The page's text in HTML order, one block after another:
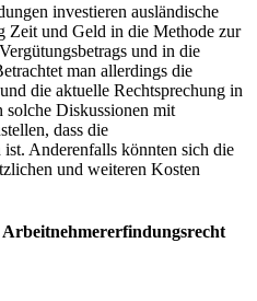
investieren ausländische
Zeit und Geld in die Methode zur
und in die
man allerdings die
die aktuelle Rechtsprechung in
solche Diskussionen mit
dass die
ist. Anderenfalls könnten sich die
und weiteren Kosten